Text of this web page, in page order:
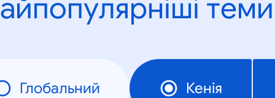
Глобальний Кенія